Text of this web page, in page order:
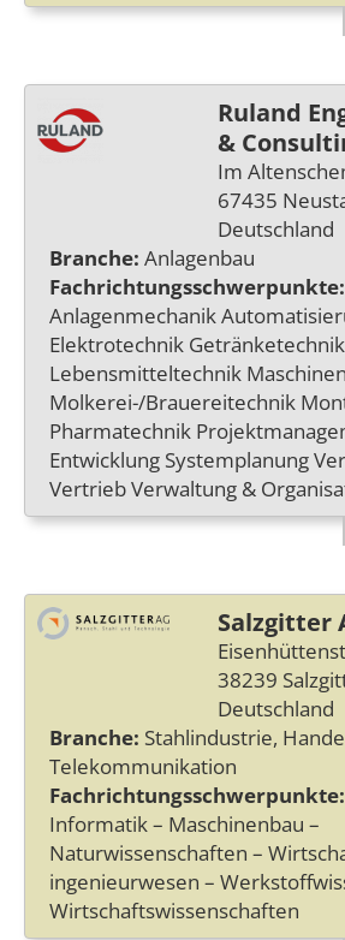
Ruland
&
Im
67435
Deutschland
Branche: Anlagenbau
Fachrichtungsschwerpunkte:
Anlagenmechanik
Elektrotechnik
Lebensmitteltechnik
Molkerei-/Brauereitechnik
Pharmatechnik
Entwicklung Systemplanung
Vertrieb Verwaltung &
Salzgitter
38239
Deutschland
Branche: Stahlindustrie,
Telekommunikation
Fachrichtungsschwerpunkte:
Informatik – Maschinenbau –
Naturwissenschaften –
ingenieurwesen –
Wirtschaftswissenschaften